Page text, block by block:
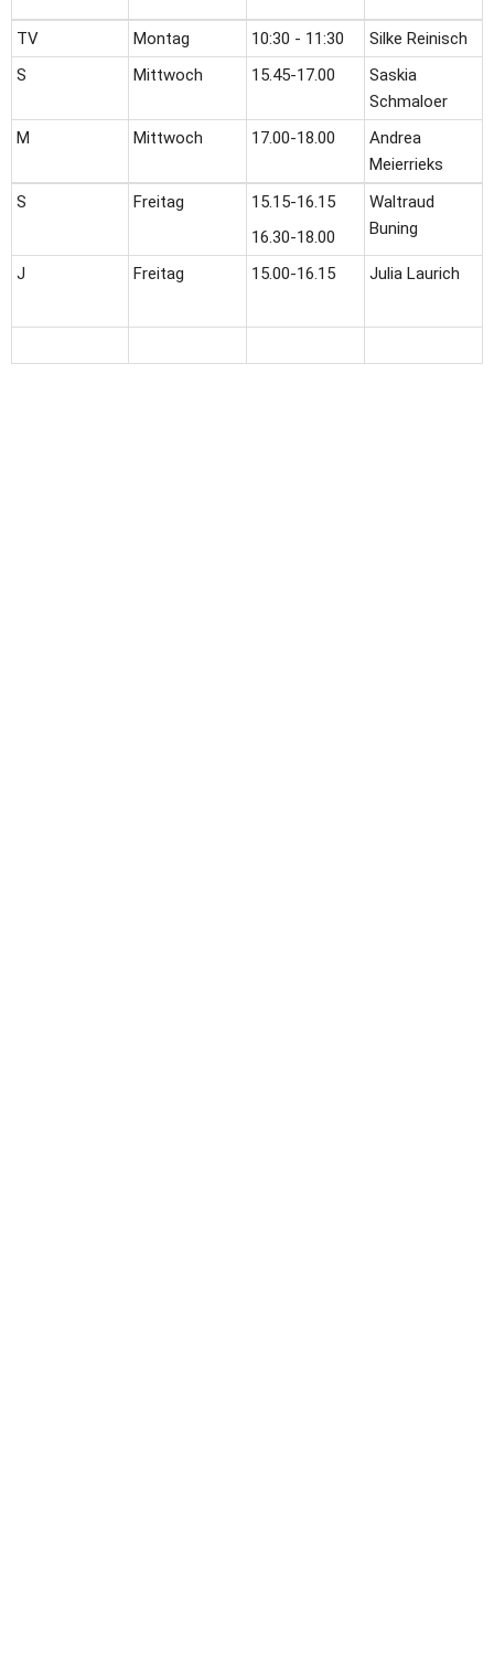
TV Montag 10:30 - 11:30
Silke Reinisch
S
Mittwoch 15.45-17.00
Saskia
Schmaloer
M
Mittwoch 17.00-18.00
Andrea
Meierrieks
S
Freitag
15.15-16.15
16.30-18.00
Waltraud
Buning
J Freitag 15.00-16.15 Julia Laurich